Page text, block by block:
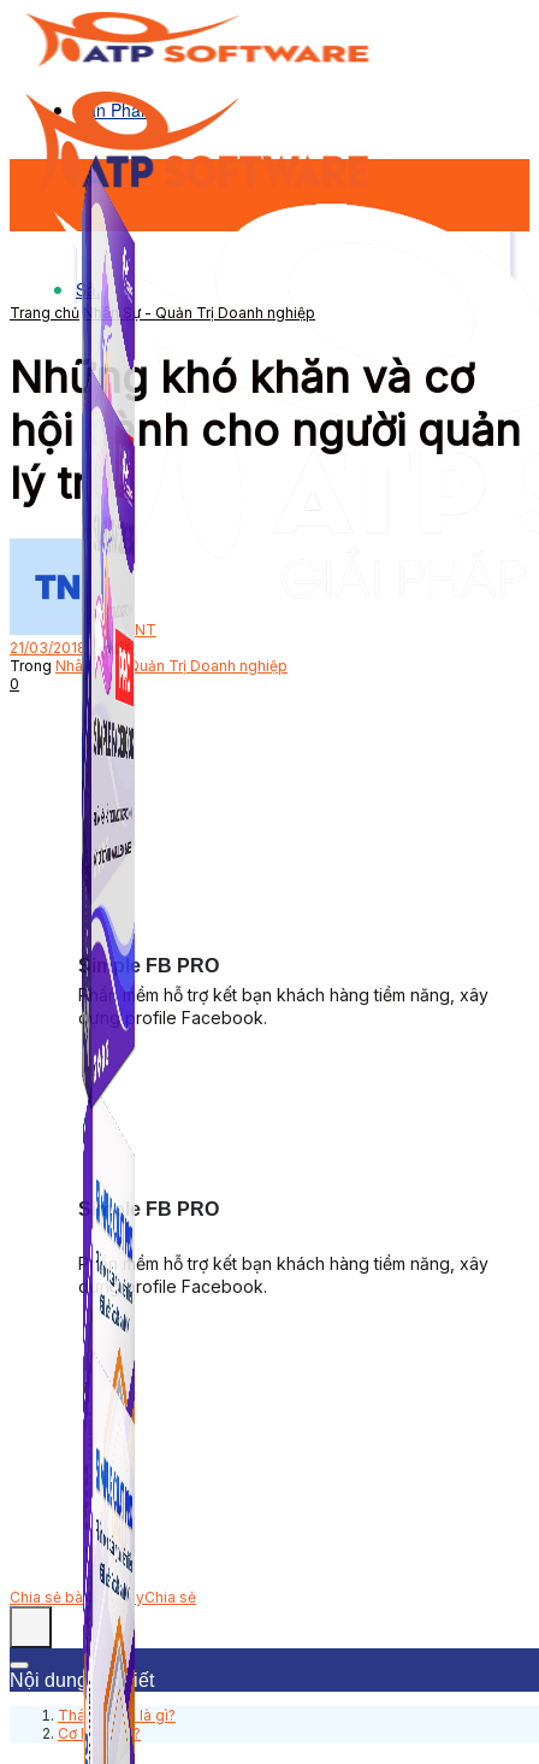
Sản Phẩm
Simple FB PRO
Phần mềm hỗ trợ kết bạn khách hàng tiềm năng, xây
dựng profile Facebook.
Sản Phẩm
Simple FB PRO
Phần mềm hỗ trợ kết bạn khách hàng tiềm năng, xây
dựng profile Facebook.
Trang chủ Nhân Sự - Quản Trị Doanh nghiệp
Những khó khăn và cơ
hội dành cho người quản
lý trẻ
Bởi NT
21/03/2018
Trong Nhân Sự - Quản Trị Doanh nghiệp
0
Chia sẻ bài viết nàyChia sẻ
Nội dung bài viết
Thách thức là gì?
Cơ hội là gì?